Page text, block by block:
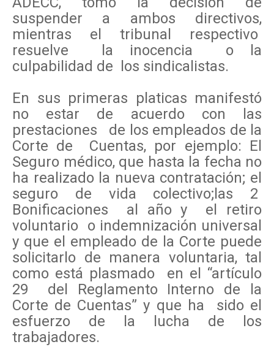
suspender a ambos directivos,
mientras el tribunal respectivo
resuelve la inocencia o la
culpabilidad de los sindicalistas.
En sus primeras platicas manifestó
no estar de acuerdo con las
prestaciones de los empleados de la
Corte de Cuentas, por ejemplo: El
Seguro médico, que hasta la fecha no
ha realizado la nueva contratación; el
seguro de vida colectivo;las 2
Bonificaciones al año y el retiro
voluntario o indemnización universal
y que el empleado de la Corte puede
solicitarlo de manera voluntaria, tal
como está plasmado en el “artículo
29 del Reglamento Interno de la
Corte de Cuentas” y que ha sido el
esfuerzo de la lucha de los
trabajadores.